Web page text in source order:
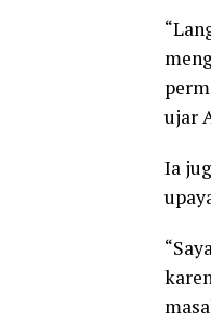
ujar
Ia